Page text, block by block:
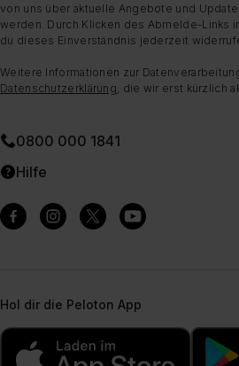
von uns über aktuelle Angebote und
werden. Durch Klicken des Abmelde-Links
du dieses Einverständnis jederzeit
Weitere Informationen zur
Datenschutzerklärung , die wir erst kürzlich
0800 000 1841
Hilfe
Hol dir die Peloton App